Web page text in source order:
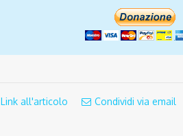
Link all'articolo Condividi via email